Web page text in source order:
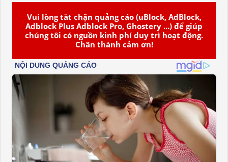
Vui lòng tắt chặn quảng cáo (uBlock, AdBlock,
Adblock Plus Adblock Pro, Ghostery ...) để giúp
chúng tôi có nguồn kinh phí duy trì hoạt động.
Chân thành cảm ơn!